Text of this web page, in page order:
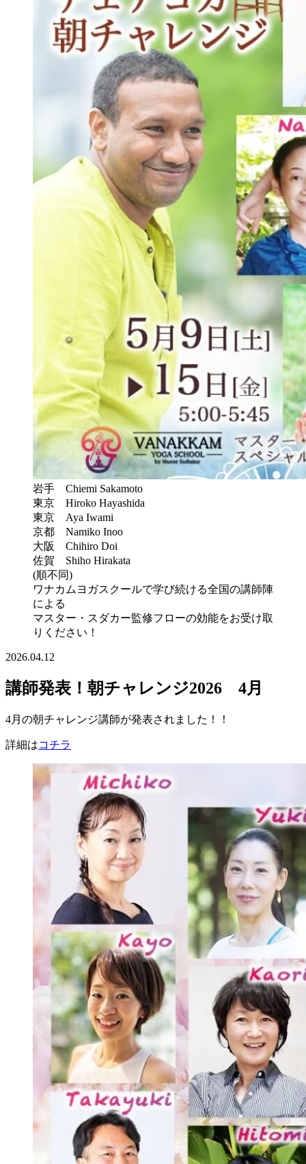
岩手 Chiemi Sakamoto
東京 Hiroko Hayashida
東京 Aya Iwami
京都 Namiko Inoo
大阪 Chihiro Doi
佐賀 Shiho Hirakata
(順不同)
ワナカムヨガスクールで学び続ける全国の講師陣
による
マスター・スダカー監修フローの効能をお受け取
りください！
2026.04.12
講師発表！朝チャレンジ2026 4月
4月の朝チャレンジ講師が発表されました！！
詳細はコチラ